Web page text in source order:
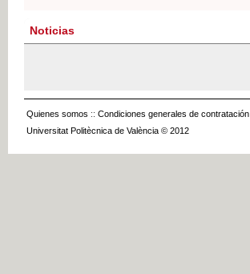
Noticias
Quienes somos :: Condiciones generales de contratación
Universitat Politècnica de València © 2012